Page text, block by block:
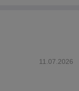
11.07.2026